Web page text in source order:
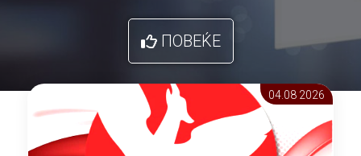
ПОВЕЌЕ
04.08 2026